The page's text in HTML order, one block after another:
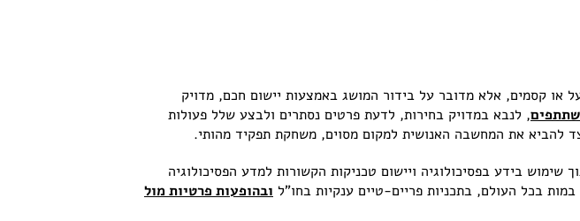
או קסמים, אלא מדובר על בידור המושג באמצעות יישום חכם, מדויק
, לנבא במדויק בחירות, לדעת פרטים נסתרים ולבצע שלל פעולות
להביא את המחשבה האנושית למקום מסוים, משחקת תפקיד מהותי.
בידע בפסיכולוגיה ויישום טכניקות הקשורות למדע הפסיכולוגיה
בכל העולם, בתכניות פריים-טיים ענקיות בחו"ל ובהופעות פרטיות מול